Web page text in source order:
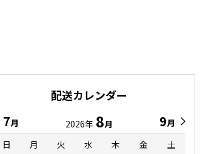
配送カレンダー
7月 2026年 8月 9月
日
月 火 水 木 金
土